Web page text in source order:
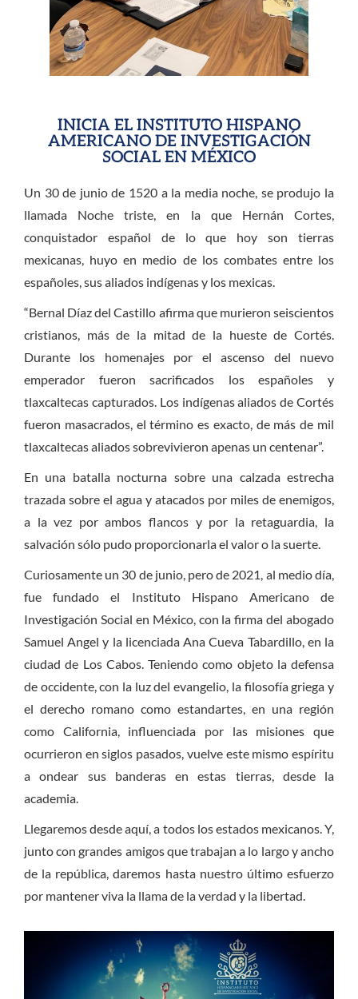
INICIA EL INSTITUTO HISPANO
AMERICANO DE INVESTIGACIÓN
SOCIAL EN MÉXICO
Un 30 de junio de 1520 a la media noche, se produjo la
llamada Noche triste, en la que Hernán Cortes,
conquistador español de lo que hoy son tierras
mexicanas, huyo en medio de los combates entre los
españoles, sus aliados indígenas y los mexicas.
“Bernal Díaz del Castillo afirma que murieron seiscientos
cristianos, más de la mitad de la hueste de Cortés.
Durante los homenajes por el ascenso del nuevo
emperador fueron sacrificados los españoles y
tlaxcaltecas capturados. Los indígenas aliados de Cortés
fueron masacrados, el término es exacto, de más de mil
tlaxcaltecas aliados sobrevivieron apenas un centenar”.
En una batalla nocturna sobre una calzada estrecha
trazada sobre el agua y atacados por miles de enemigos,
a la vez por ambos flancos y por la retaguardia, la
salvación sólo pudo proporcionarla el valor o la suerte.
Curiosamente un 30 de junio, pero de 2021, al medio día,
fue fundado el Instituto Hispano Americano de
Investigación Social en México, con la firma del abogado
Samuel Angel y la licenciada Ana Cueva Tabardillo, en la
ciudad de Los Cabos. Teniendo como objeto la defensa
de occidente, con la luz del evangelio, la filosofía griega y
el derecho romano como estandartes, en una región
como California, influenciada por las misiones que
ocurrieron en siglos pasados, vuelve este mismo espíritu
a ondear sus banderas en estas tierras, desde la
academia.
Llegaremos desde aquí, a todos los estados mexicanos. Y,
junto con grandes amigos que trabajan a lo largo y ancho
de la república, daremos hasta nuestro último esfuerzo
por mantener viva la llama de la verdad y la libertad.